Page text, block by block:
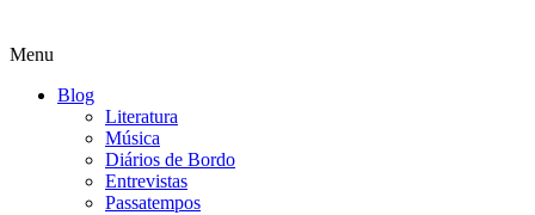
Menu
Blog
Literatura
Música
Diários de Bordo
Entrevistas
Passatempos